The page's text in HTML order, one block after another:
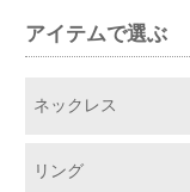
アイテムで選ぶ
ネックレス
リング